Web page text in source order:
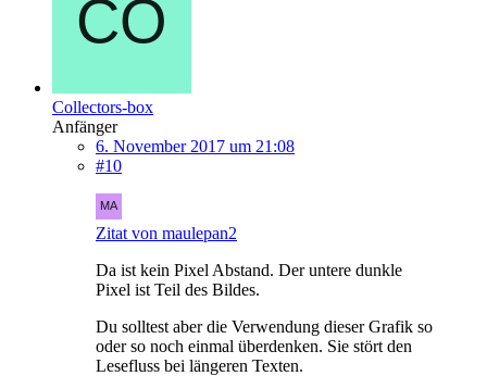
Collectors-box
Anfänger
6. November 2017 um 21:08
#10
Zitat von maulepan2
Da ist kein Pixel Abstand. Der untere dunkle
Pixel ist Teil des Bildes.
Du solltest aber die Verwendung dieser Grafik so
oder so noch einmal überdenken. Sie stört den
Lesefluss bei längeren Texten.